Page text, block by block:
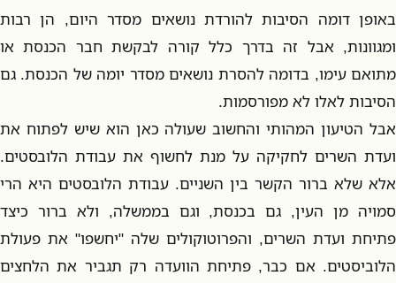
באופן דומה הסיבות להורדת נושאים מסדר היום, הן רבות
ומגוונות, אבל זה בדרך כלל קורה לבקשת חבר הכנסת או
מתואם עימו, בדומה להסרת נושאים מסדר יומה של הכנסת. גם
הסיבות לאלו לא מפורסמות.
אבל הטיעון המהותי והחשוב שעולה כאן הוא שיש לפתוח את
ועדת השרים לחקיקה על מנת לחשוף את עבודת הלובסטים.
אלא שלא ברור הקשר בין השניים. עבודת הלובסטים היא הרי
סמויה מן העין, גם בכנסת, וגם בממשלה, ולא ברור כיצד
פתיחת ועדת השרים, והפרוטוקולים שלה "יחשפו" את פעולת
הלוביסטים. אם כבר, פתיחת הוועדה רק תגביר את הלחצים